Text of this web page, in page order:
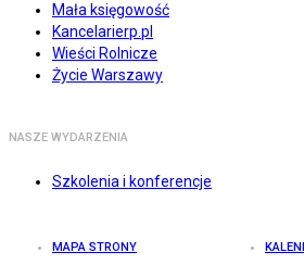
Mała księgowość
Kancelarierp.pl
Wieści Rolnicze
Życie Warszawy
NASZE WYDARZENIA
Szkolenia i konferencje
MAPA STRONY